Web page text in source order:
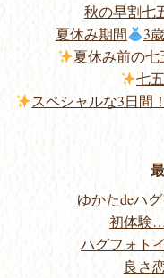
秋の早割七
夏休み期間
3
夏休み前の
七
スペシャルな3日間
ゆかたdeハ
初体
ハグフォト
良さ